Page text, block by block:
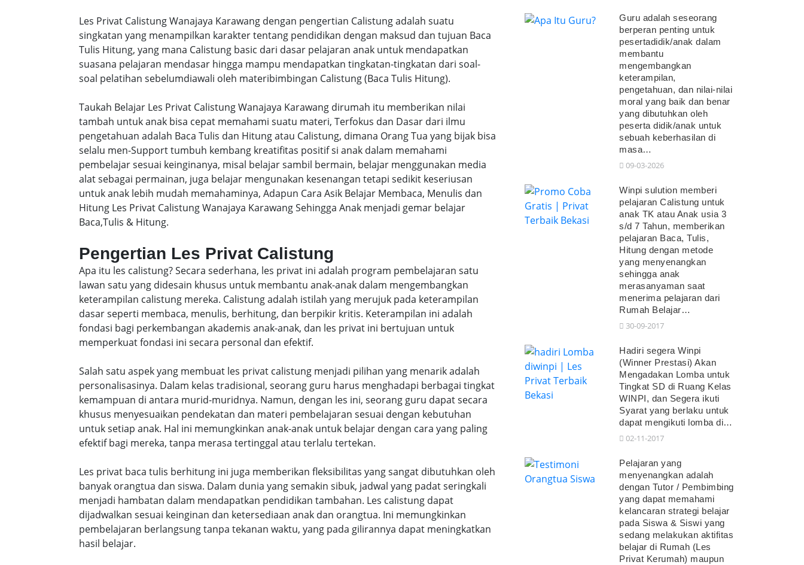
Les Privat Calistung Wanajaya Karawang dengan pengertian Calistung adalah suatu
singkatan yang menampilkan karakter tentang pendidikan dengan maksud dan tujuan Baca
Tulis Hitung, yang mana Calistung basic dari dasar pelajaran anak untuk mendapatkan
suasana pelajaran mendasar hingga mampu mendapatkan tingkatan-tingkatan dari soal-
soal pelatihan sebelumdiawali oleh materibimbingan Calistung (Baca Tulis Hitung).
Taukah Belajar Les Privat Calistung Wanajaya Karawang dirumah itu memberikan nilai
tambah untuk anak bisa cepat memahami suatu materi, Terfokus dan Dasar dari ilmu
pengetahuan adalah Baca Tulis dan Hitung atau Calistung, dimana Orang Tua yang bijak bisa
selalu men-Support tumbuh kembang kreatifitas positif si anak dalam memahami
pembelajar sesuai keinginanya, misal belajar sambil bermain, belajar menggunakan media
alat sebagai permainan, juga belajar mengunakan kesenangan tetapi sedikit keseriusan
untuk anak lebih mudah memahaminya, Adapun Cara Asik Belajar Membaca, Menulis dan
Hitung Les Privat Calistung Wanajaya Karawang Sehingga Anak menjadi gemar belajar
Baca,Tulis & Hitung.
Pengertian Les Privat Calistung
Apa itu les calistung? Secara sederhana, les privat ini adalah program pembelajaran satu
lawan satu yang didesain khusus untuk membantu anak-anak dalam mengembangkan
keterampilan calistung mereka. Calistung adalah istilah yang merujuk pada keterampilan
dasar seperti membaca, menulis, berhitung, dan berpikir kritis. Keterampilan ini adalah
fondasi bagi perkembangan akademis anak-anak, dan les privat ini bertujuan untuk
memperkuat fondasi ini secara personal dan efektif.
Salah satu aspek yang membuat les privat calistung menjadi pilihan yang menarik adalah
personalisasinya. Dalam kelas tradisional, seorang guru harus menghadapi berbagai tingkat
kemampuan di antara murid-muridnya. Namun, dengan les ini, seorang guru dapat secara
khusus menyesuaikan pendekatan dan materi pembelajaran sesuai dengan kebutuhan
untuk setiap anak. Hal ini memungkinkan anak-anak untuk belajar dengan cara yang paling
efektif bagi mereka, tanpa merasa tertinggal atau terlalu tertekan.
Les privat baca tulis berhitung ini juga memberikan fleksibilitas yang sangat dibutuhkan oleh
banyak orangtua dan siswa. Dalam dunia yang semakin sibuk, jadwal yang padat seringkali
menjadi hambatan dalam mendapatkan pendidikan tambahan. Les calistung dapat
dijadwalkan sesuai keinginan dan ketersediaan anak dan orangtua. Ini memungkinkan
pembelajaran berlangsung tanpa tekanan waktu, yang pada gilirannya dapat meningkatkan
hasil belajar.
Guru adalah seseorang
berperan penting untuk
pesertadidik/anak dalam
membantu
mengembangkan
keterampilan,
pengetahuan, dan nilai-nilai
moral yang baik dan benar
yang dibutuhkan oleh
peserta didik/anak untuk
sebuah keberhasilan di
masa…
09-03-2026
Winpi sulution memberi
pelajaran Calistung untuk
anak TK atau Anak usia 3
s/d 7 Tahun, memberikan
pelajaran Baca, Tulis,
Hitung dengan metode
yang menyenangkan
sehingga anak
merasanyaman saat
menerima pelajaran dari
Rumah Belajar…
30-09-2017
Hadiri segera Winpi
(Winner Prestasi) Akan
Mengadakan Lomba untuk
Tingkat SD di Ruang Kelas
WINPI, dan Segera ikuti
Syarat yang berlaku untuk
dapat mengikuti lomba di…
02-11-2017
Pelajaran yang
menyenangkan adalah
dengan Tutor / Pembimbing
yang dapat memahami
kelancaran strategi belajar
pada Siswa & Siswi yang
sedang melakukan aktifitas
belajar di Rumah (Les
Privat Kerumah) maupun